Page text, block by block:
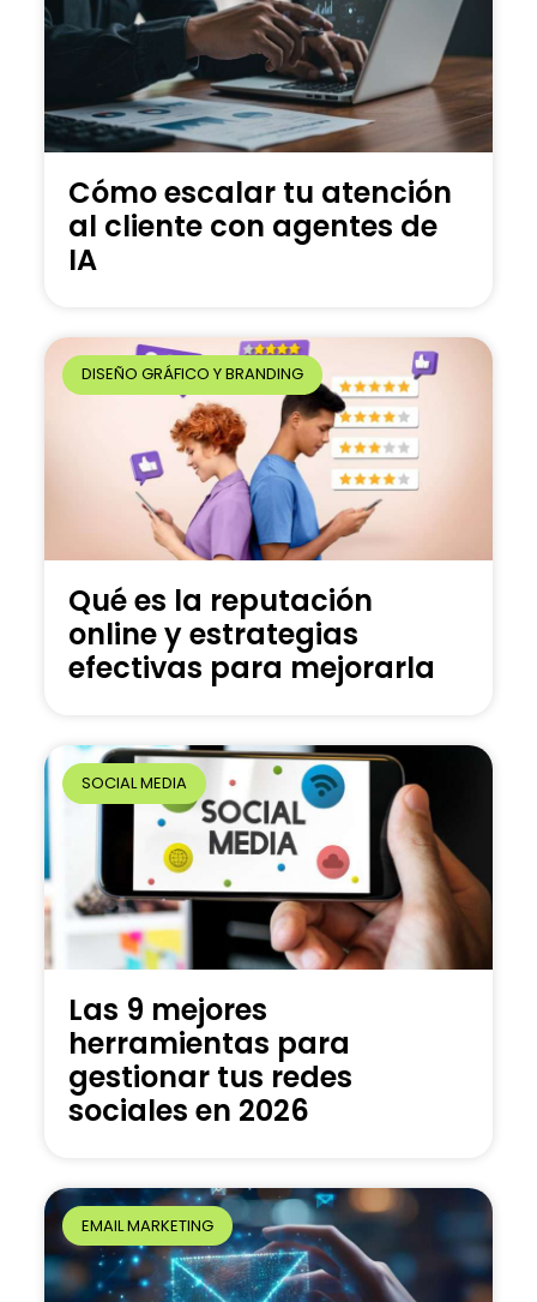
Cómo escalar tu atención
al cliente con agentes de
IA
DISEÑO GRÁFICO Y BRANDING
Qué es la reputación
online y estrategias
efectivas para mejorarla
SOCIAL MEDIA
Las 9 mejores
herramientas para
gestionar tus redes
sociales en 2026
EMAIL MARKETING